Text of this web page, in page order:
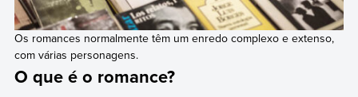
Os romances normalmente têm um enredo complexo e extenso,
com várias personagens.
O que é o romance?